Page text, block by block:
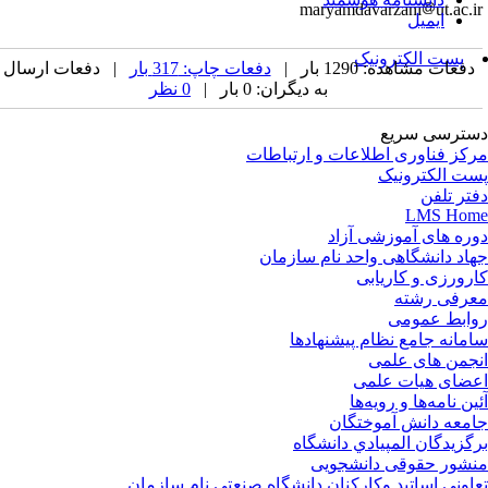
ایمیل
پست الکترونیک
maryamdavarzani
دفعات مشاهده: 1290 بار | دفعات چاپ: 317 بار
| دفعات ارسال
به دیگران: 0 بار |
سریع
فناوری اطلاعات و ارتباطات
الکترونیک
تلفن
LMS
های آموزشی آزاد
دانشگاهی واحد نام سازمان
و کاریابی
رشته
عمومی
جامع نظام پیشنهادها
های علمی
هیات علمی
نامه‌ها و رویه‌ها
دانش آموختگان
المپيادي دانشگاه
حقوقی دانشجویی
اساتید وکارکنان دانشگاه صنعتی نام سازمان